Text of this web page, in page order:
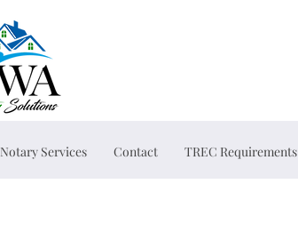
Notary Services Contact TREC Requirements